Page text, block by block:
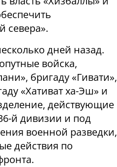
севера».
дней назад.
войска,
бригаду «Гивати»,
«Хативат ха-Эш» и
действующие
й дивизии и под
военной разведки,
действия по